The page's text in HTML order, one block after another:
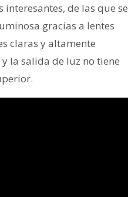
de las que se
gracias a lentes
claras y altamente
la salida de luz no tiene